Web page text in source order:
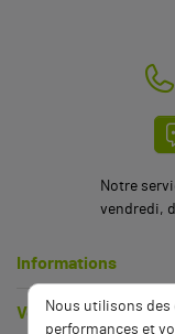
Notre
vendredi,
Informations
Votre compte
Nous utilisons
performances et